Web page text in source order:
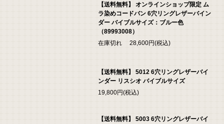
【送料無料】 オンラインショップ限定 ム
ラ染めコードバン 6穴リングレザーバイン
ダー バイブルサイズ：ブルー色
（89993008）
在庫切れ 28,600円(税込)
【送料無料】 5012 6穴リングレザーバイ
ンダー リスシオ バイブルサイズ
19,800円(税込)
【送料無料】 5003 6穴リングレザーバイ